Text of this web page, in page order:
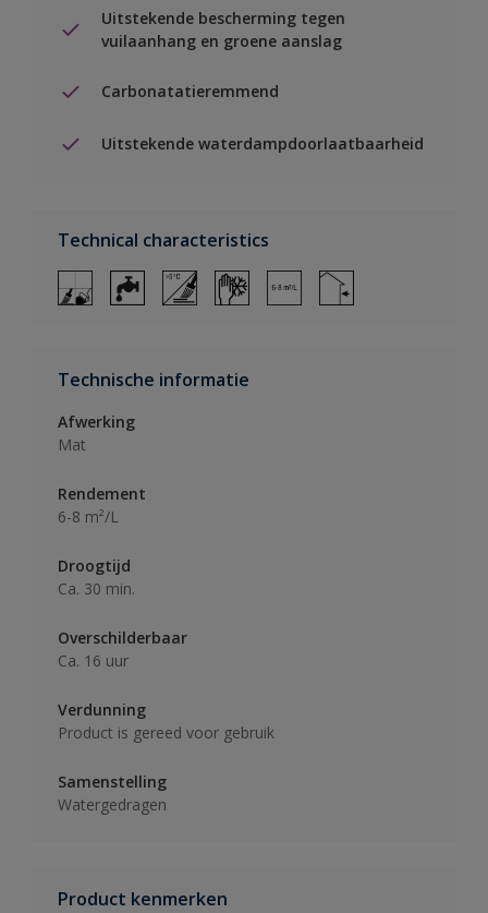
Uitstekende bescherming tegen
vuilaanhang en groene aanslag
Carbonatatieremmend
Uitstekende waterdampdoorlaatbaarheid
Technical characteristics
Technische informatie
Afwerking
Mat
Rendement
6-8 m²/L
Droogtijd
Ca. 30 min.
Overschilderbaar
Ca. 16 uur
Verdunning
Product is gereed voor gebruik
Samenstelling
Watergedragen
Product kenmerken